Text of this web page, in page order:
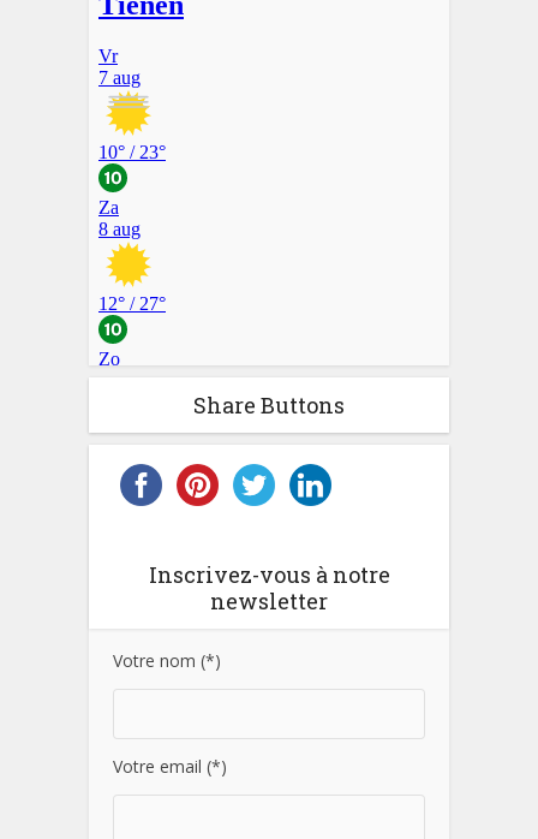
Share Buttons
Inscrivez-vous à notre
newsletter
Votre nom (*)
Votre email (*)